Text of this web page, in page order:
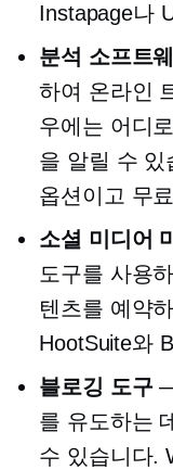
Instapage나
분석 소프트
하여 온라인
우에는 어디
을 알릴 수 있
옵션이고 무
소셜 미디어
도구를 사용
텐츠를 예약
HootSuite와
블로깅 도구—
를 유도하는
수 있습니다.